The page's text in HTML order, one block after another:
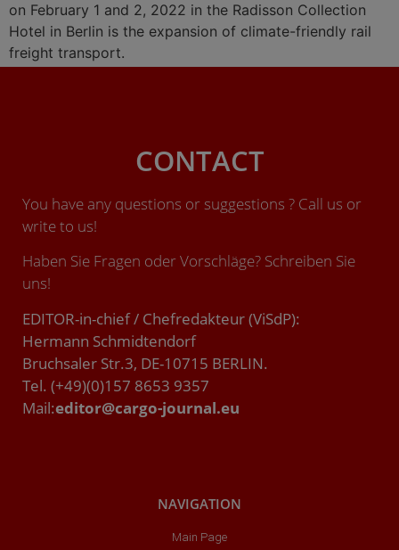
on February 1 and 2, 2022 in the Radisson Collection
Hotel in Berlin is the expansion of climate-friendly rail
freight transport.
CONTACT
You have any questions or suggestions ? Call us or
write to us!
Haben Sie Fragen oder Vorschläge? Schreiben Sie
uns!
EDITOR-in-chief / Chefredakteur (ViSdP):
Hermann Schmidtendorf
Bruchsaler Str.3, DE-10715 BERLIN.
Tel. (+49)(0)157 8653 9357
Mail:editor@cargo-journal.eu
NAVIGATION
Main Page